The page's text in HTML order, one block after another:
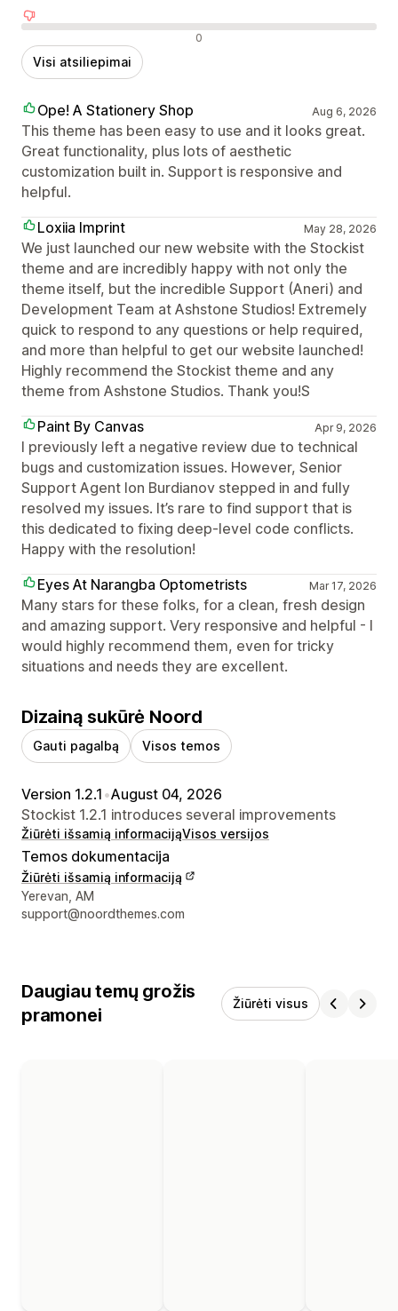
Neigiami atsiliepimai 0
Visi atsiliepimai
Ope! A Stationery Shop Aug 6, 2026
This theme has been easy to use and it looks great.
Great functionality, plus lots of aesthetic
customization built in. Support is responsive and
helpful.
Loxiia Imprint
May 28, 2026
We just launched our new website with the Stockist
theme and are incredibly happy with not only the
theme itself, but the incredible Support (Aneri) and
Development Team at Ashstone Studios! Extremely
quick to respond to any questions or help required,
and more than helpful to get our website launched!
Highly recommend the Stockist theme and any
theme from Ashstone Studios. Thank you!S
Paint By Canvas
Apr 9, 2026
I previously left a negative review due to technical
bugs and customization issues. However, Senior
Support Agent Ion Burdianov stepped in and fully
resolved my issues. It’s rare to find support that is
this dedicated to fixing deep-level code conflicts.
Happy with the resolution!
Eyes At Narangba Optometrists
Mar 17, 2026
Many stars for these folks, for a clean, fresh design
and amazing support. Very responsive and helpful - I
would highly recommend them, even for tricky
situations and needs they are excellent.
Dizainą sukūrė Noord
Gauti pagalbą Visos temos
Version 1.2.1 •August 04, 2026
Stockist 1.2.1 introduces several improvements
Žiūrėti išsamią informacijąVisos versijos
Temos dokumentacija
Žiūrėti išsamią informaciją
Kūrėjo kontaktiniai duomenys
Yerevan, AM
support@noordthemes.com
Daugiau temų grožis
pramonei
Žiūrėti visus